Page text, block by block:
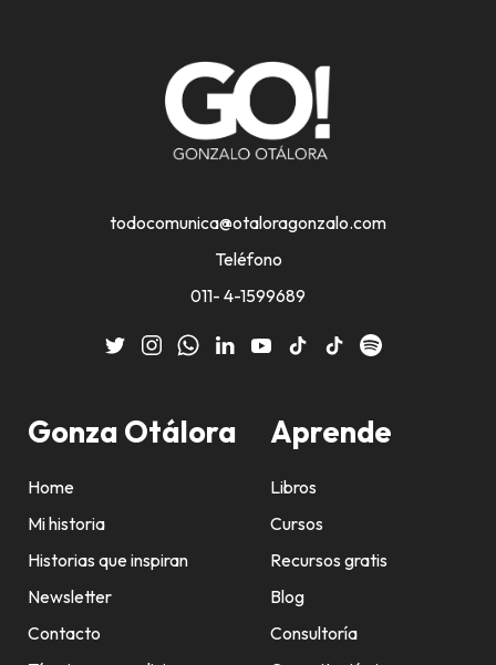
todocomunica@otaloragonzalo.com
Teléfono
011- 4-1599689
Gonza Otálora
Home
Mi historia
Historias que inspiran
Newsletter
Contacto
Aprende
Libros
Cursos
Recursos gratis
Blog
Consultoría